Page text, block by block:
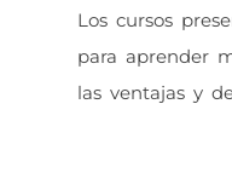
Los cursos
para aprender
las ventajas y